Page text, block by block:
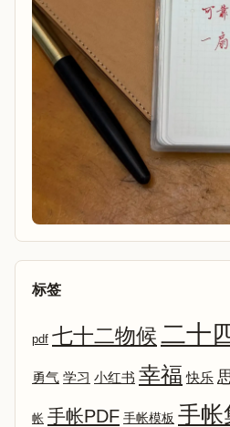
标签
pdf 七十二物候二十
勇气 学习 小红书 幸福 快乐
帐 手帐PDF 手帐模板 手帐